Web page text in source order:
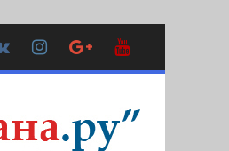
Контакте
Instagram
Google
Plus